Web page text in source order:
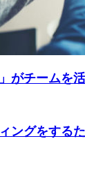
がチームを
ングをする